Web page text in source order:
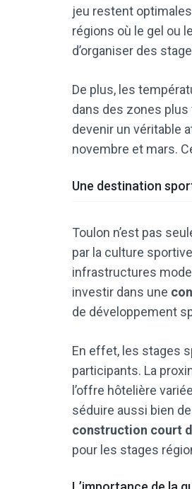
jeu restent optimales
régions où le gel ou
d’organiser des
De plus, les
dans des zones
devenir un véritable
novembre et mars.
Une destination
Toulon n’est pas
par la culture
infrastructures
investir dans une
de développement
En effet, les stages
participants. La
l’offre hôtelière
séduire aussi bien
construction court
pour les stages